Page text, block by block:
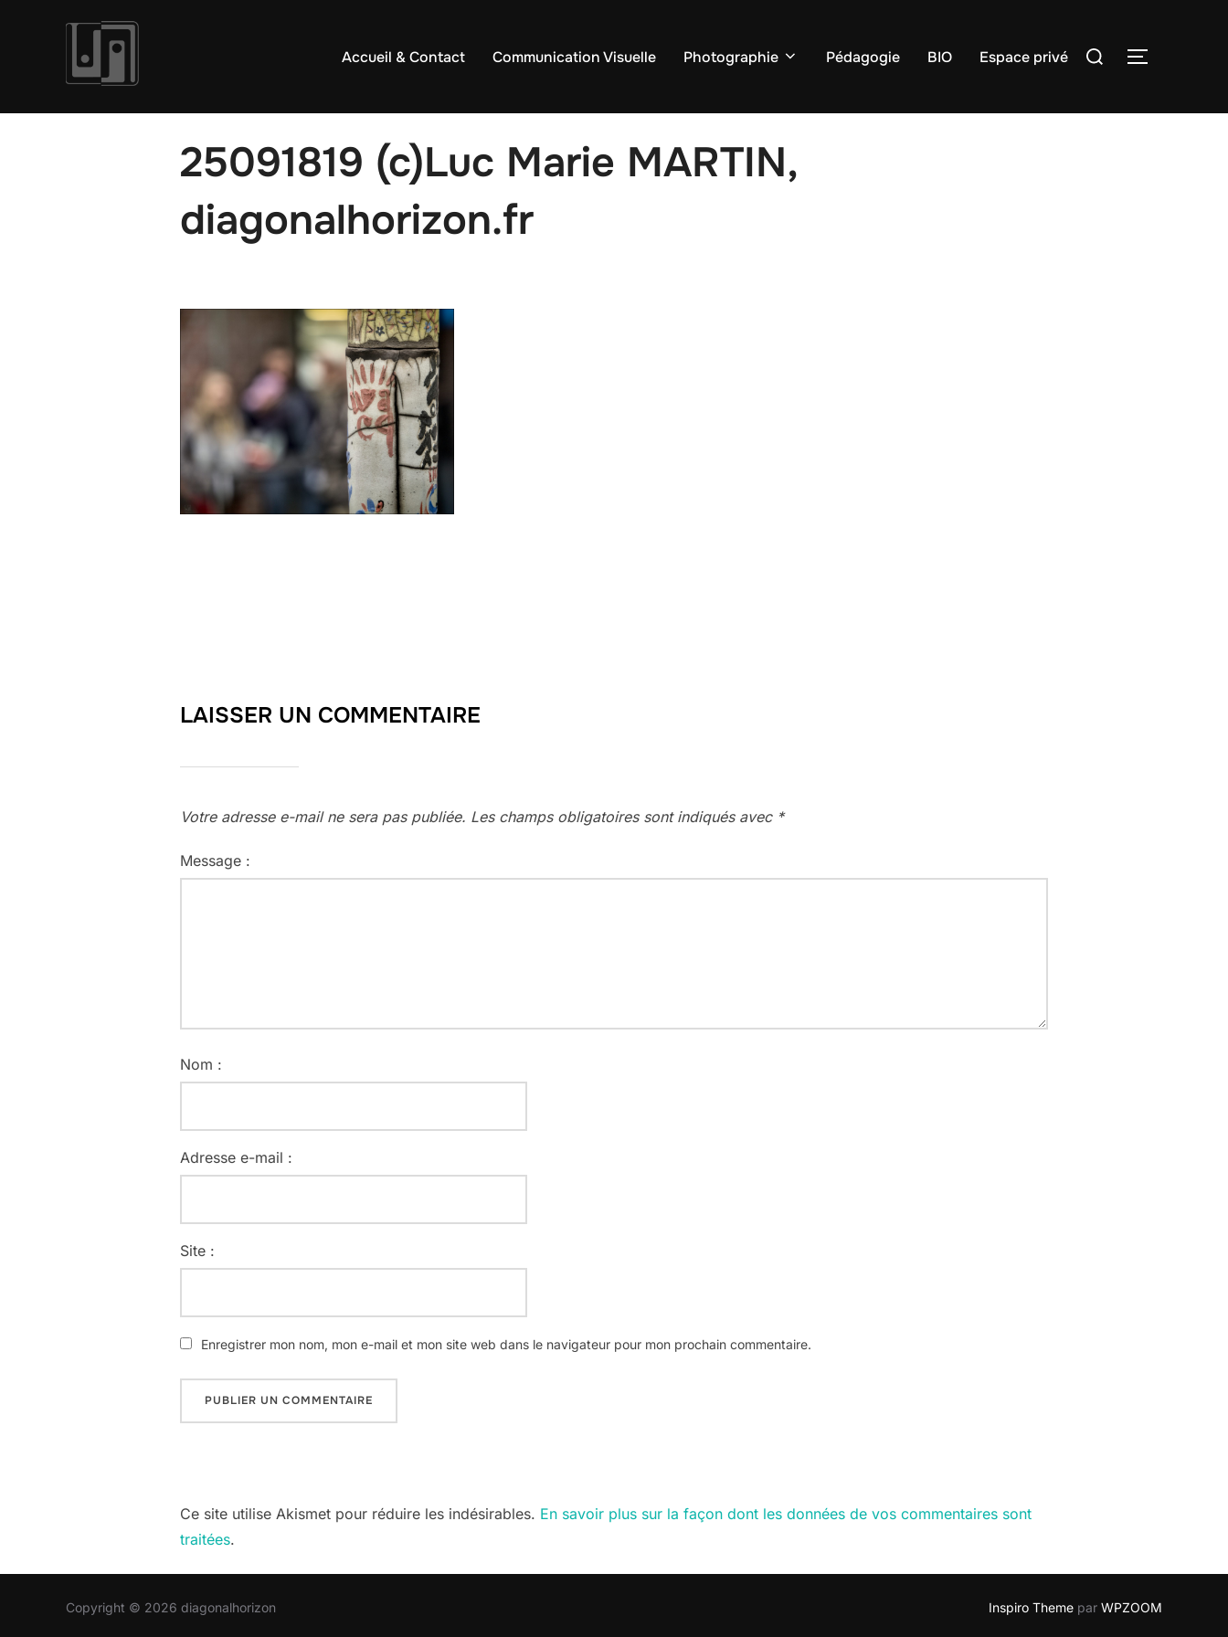
Accueil & Contact Communication Visuelle Photographie Pédagogie BIO Espace privé
Rechercher :
25091819 (c)Luc Marie MARTIN,
diagonalhorizon.fr
LAISSER UN COMMENTAIRE
Votre adresse e-mail ne sera pas publiée. Les champs obligatoires sont indiqués avec *
Message :
Nom :
Adresse e-mail :
Site :
Enregistrer mon nom, mon e-mail et mon site web dans le navigateur pour mon prochain commentaire.
Ce site utilise Akismet pour réduire les indésirables. En savoir plus sur la façon dont les données de vos commentaires sont
traitées.
Copyright © 2026 diagonalhorizon Inspiro Theme par WPZOOM